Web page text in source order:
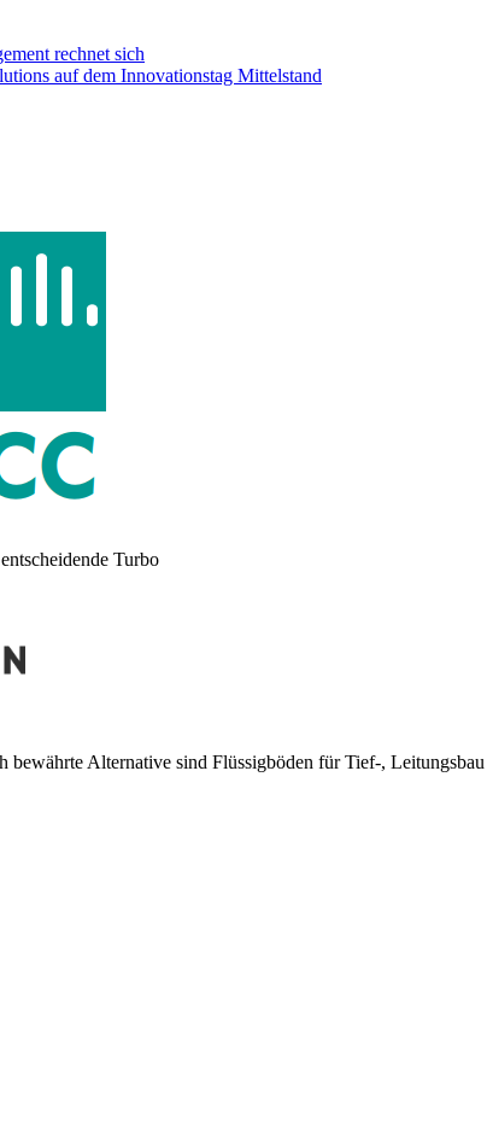
rechnet sich
auf dem Innovationstag Mittelstand
Turbo
bewährte Alternative sind Flüssigböden für Tief-,